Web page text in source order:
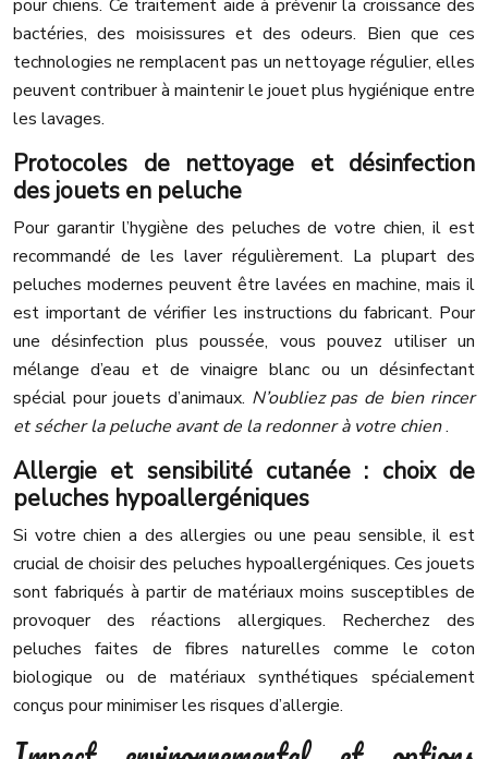
pour chiens. Ce traitement aide à prévenir la croissance des
bactéries, des moisissures et des odeurs. Bien que ces
technologies ne remplacent pas un nettoyage régulier, elles
peuvent contribuer à maintenir le jouet plus hygiénique entre
les lavages.
Protocoles de nettoyage et désinfection
des jouets en peluche
Pour garantir l’hygiène des peluches de votre chien, il est
recommandé de les laver régulièrement. La plupart des
peluches modernes peuvent être lavées en machine, mais il
est important de vérifier les instructions du fabricant. Pour
une désinfection plus poussée, vous pouvez utiliser un
mélange d’eau et de vinaigre blanc ou un désinfectant
spécial pour jouets d’animaux. N’oubliez pas de bien rincer
et sécher la peluche avant de la redonner à votre chien.
Allergie et sensibilité cutanée : choix de
peluches hypoallergéniques
Si votre chien a des allergies ou une peau sensible, il est
crucial de choisir des peluches hypoallergéniques. Ces jouets
sont fabriqués à partir de matériaux moins susceptibles de
provoquer des réactions allergiques. Recherchez des
peluches faites de fibres naturelles comme le coton
biologique ou de matériaux synthétiques spécialement
conçus pour minimiser les risques d’allergie.